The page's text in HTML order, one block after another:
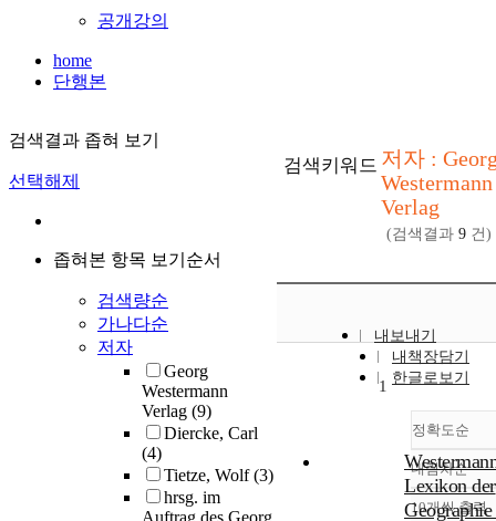
공개강의
home
단행본
검색결과 좁혀 보기
선택해제
좁혀본 항목 보기순서
검색량순
가나다순
저자
Georg
Westermann
Verlag (9)
Diercke, Carl
(4)
Tietze, Wolf(3)
hrsg. im
검색키워드 저자 :
Westermann
Verlag
(검색결과 9 건)
내보내기
내책장담기
한글로보기
정확도순
정확
순
내림차순
내림
10개씩 출력
1
Lexikon der